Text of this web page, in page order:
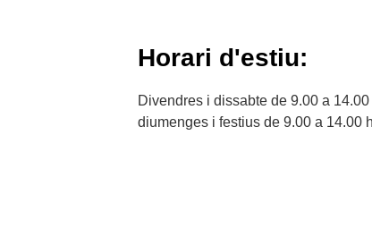
Horari d'estiu:
Divendres i dissabte de 9.00 a
diumenges i festius de 9.00 a 14.00